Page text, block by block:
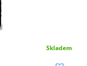
Skladem